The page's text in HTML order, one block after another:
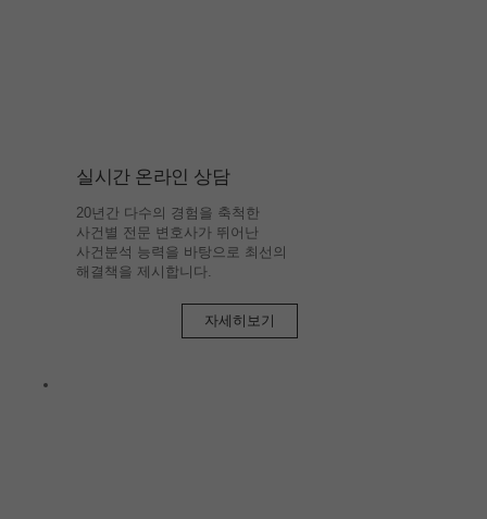
실시간 온라인 상담
20년간 다수의 경험을 축척한
사건별 전문 변호사가 뛰어난
사건분석 능력을 바탕으로 최선의
해결책을 제시합니다.
자세히보기